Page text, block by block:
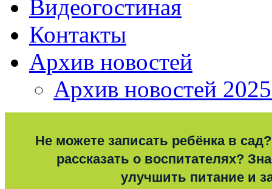
Видеогостиная
Контакты
Архив новостей
Архив новостей
Не можете записать ребёнка в
рассказать о воспитателях?
улучшить питание и